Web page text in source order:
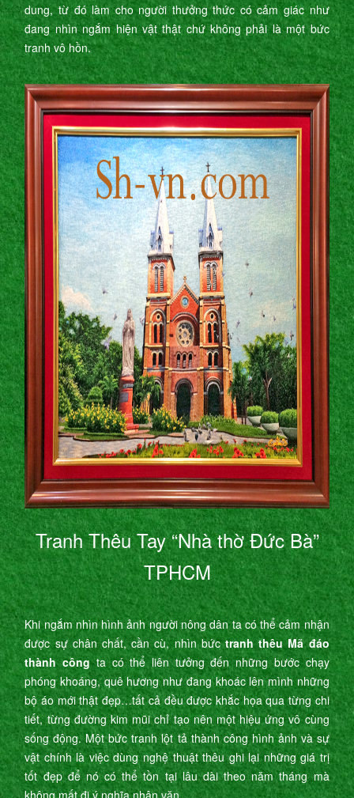
dung, từ đó làm cho người thưởng thức có cảm giác như
đang nhìn ngắm hiện vật thật chứ không phải là một bức
tranh vô hồn.
Tranh Thêu Tay “Nhà thờ Đức Bà”
TPHCM
Khi ngắm nhìn hình ảnh người nông dân ta có thể cảm nhận
được sự chân chất, cần cù, nhìn bứctranh thêu Mã đáo
thành côngta có thể liên tưởng đến những bước chạy
phóng khoáng, quê hương như đang khoác lên mình những
bộ áo mới thật đẹp…tất cả đều được khắc họa qua từng chi
tiết, từng đường kim mũi chỉ tạo nên một hiệu ứng vô cùng
sống động. Một bức tranh lột tả thành công hình ảnh và sự
vật chính là việc dùng nghệ thuật thêu ghi lại những giá trị
tốt đẹp để nó có thể tồn tại lâu dài theo năm tháng mà